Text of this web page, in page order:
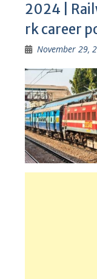
2024 |
rk career
November 29,